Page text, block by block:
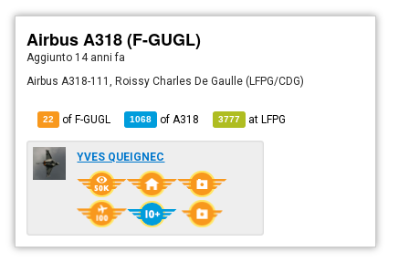
Airbus A318 (F-GUGL)
Aggiunto 14 anni fa
Airbus A318-111, Roissy Charles De Gaulle (LFPG/CDG)
22 of F-GUGL 1068 of A318 3777 atLFPG
YVES QUEIGNEC